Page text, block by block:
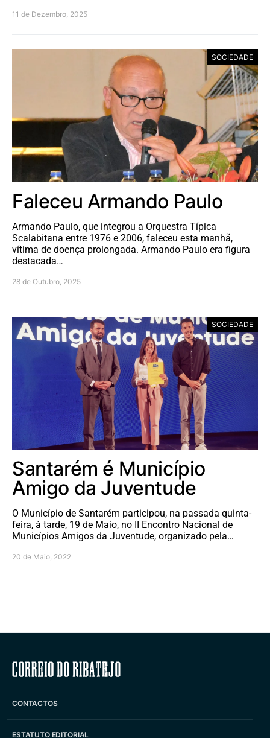
11 de Dezembro, 2025
SOCIEDADE
Faleceu Armando Paulo
Armando Paulo, que integrou a Orquestra Típica
Scalabitana entre 1976 e 2006, faleceu esta manhã,
vítima de doença prolongada. Armando Paulo era figura
destacada…
28 de Outubro, 2025
SOCIEDADE
Santarém é Município
Amigo da Juventude
O Município de Santarém participou, na passada quinta-
feira, à tarde, 19 de Maio, no II Encontro Nacional de
Municípios Amigos da Juventude, organizado pela…
20 de Maio, 2022
Correio do Ribatejo
CONTACTOS
ESTATUTO EDITORIAL